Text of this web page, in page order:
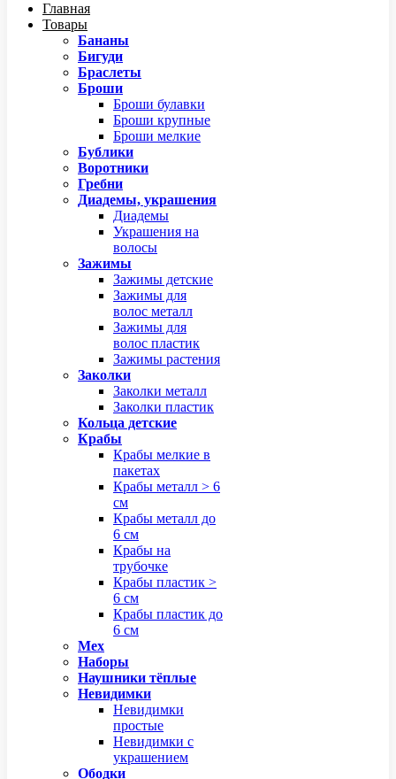
Главная
Товары
Бананы
Бигуди
Браслеты
Броши
Броши булавки
Броши крупные
Броши мелкие
Бублики
Воротники
Гребни
Диадемы, украшения
Диадемы
Украшения на
волосы
Зажимы
Зажимы детские
Зажимы для
волос металл
Зажимы для
волос пластик
Зажимы растения
Заколки
Заколки металл
Заколки пластик
Кольца детские
Крабы
Крабы мелкие в
пакетах
Крабы металл > 6
см
Крабы металл до
6 см
Крабы на
трубочке
Крабы пластик >
6 см
Крабы пластик до
6 см
Мех
Наборы
Наушники тёплые
Невидимки
Невидимки
простые
Невидимки с
украшением
Ободки